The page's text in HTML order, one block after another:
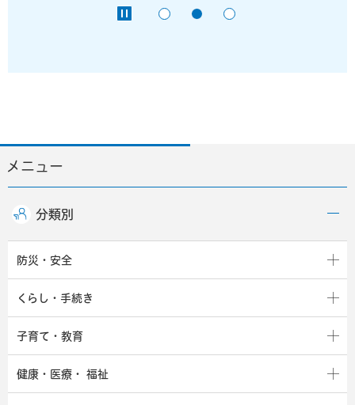
メニュー
分類別
防災・安全
くらし・手続き
子育て・教育
健康・医療・ 福祉